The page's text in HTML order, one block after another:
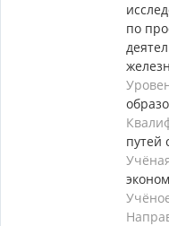
по
путей